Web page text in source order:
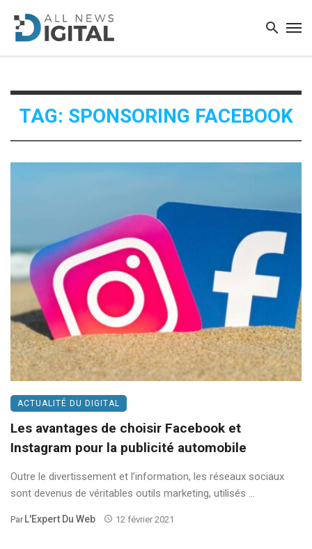
TAG: SPONSORING FACEBOOK
ACTUALITÉ DU DIGITAL
Les avantages de choisir Facebook et
Instagram pour la publicité automobile
Outre le divertissement et l’information, les réseaux sociaux
sont devenus de véritables outils marketing, utilisés ...
Par L'Expert Du Web 12 février 2021